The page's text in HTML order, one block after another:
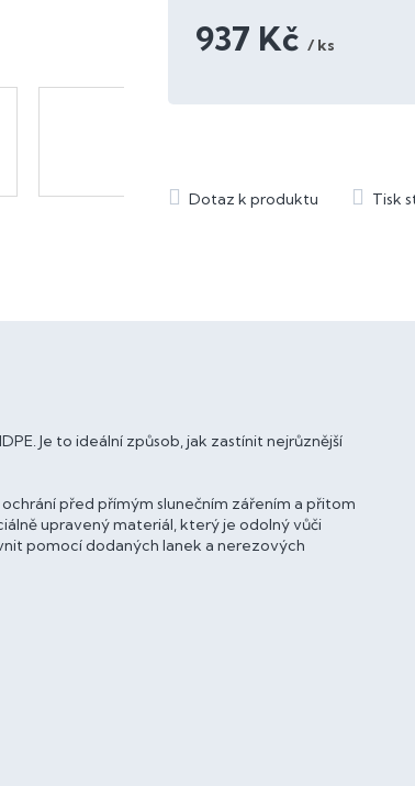
937 Kč / ks
Je to ideální způsob, jak zastínit nejrůznější
před přímým slunečním zářením a přitom
upravený materiál, který je odolný vůči
pomocí dodaných lanek a nerezových